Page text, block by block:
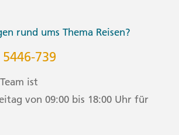
rund ums Thema Reisen?
739
ist
von 09:00 bis 18:00 Uhr für